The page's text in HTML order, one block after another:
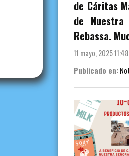
de Cáritas
de
Rebassa.
11 mayo, 2025 11:48
Publicado en: